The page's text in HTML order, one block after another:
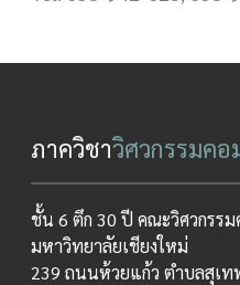
ภาควิชาวิศวกรรมคอ
ชั้น 6 ตึก 30 ปี คณะวิศวกรรม
มหาวิทยาลัยเชียงใหม่
239 ถนนห้วยแก้ว ตำบลสุเท